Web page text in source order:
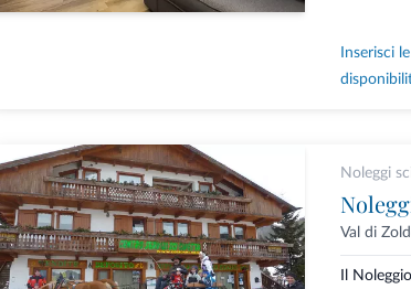
Inserisci
Noleggi
Val di
Il